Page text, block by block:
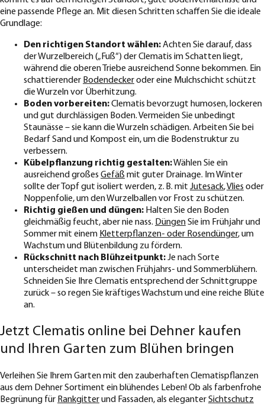
eine passende Pflege an. Mit diesen Schritten schaffen Sie die ideale
Grundlage:
Den richtigen Standort wählen:Achten Sie darauf, dass
der Wurzelbereich („Fuß“) der Clematis im Schatten liegt,
während die oberen Triebe ausreichend Sonne bekommen. Ein
schattierender Bodendeckeroder eine Mulchschicht schützt
die Wurzeln vor Überhitzung.
Boden vorbereiten:Clematis bevorzugt humosen, lockeren
und gut durchlässigen Boden. Vermeiden Sie unbedingt
Staunässe – sie kann die Wurzeln schädigen. Arbeiten Sie bei
Bedarf Sand und Kompost ein, um die Bodenstruktur zu
verbessern.
Kübelpflanzung richtig gestalten:Wählen Sie ein
ausreichend großes Gefäß mit guter Drainage. Im Winter
sollte der Topf gut isoliert werden, z. B. mit Jutesack,Vlies oder
Noppenfolie, um den Wurzelballen vor Frost zu schützen.
Richtig gießen und düngen: Halten Sie den Boden
gleichmäßig feucht, aber nie nass. DüngenSie im Frühjahr und
Sommer mit einem Kletterpflanzen- oder Rosendünger, um
Wachstum und Blütenbildung zu fördern.
Rückschnitt nach Blühzeitpunkt:Je nach Sorte
unterscheidet man zwischen Frühjahrs- und Sommerblühern.
Schneiden Sie Ihre Clematis entsprechend der Schnittgruppe
zurück – so regen Sie kräftiges Wachstum und eine reiche Blüte
an.
Jetzt Clematis online bei Dehner kaufen
und Ihren Garten zum Blühen bringen
Verleihen Sie Ihrem Garten mit den zauberhaften Clematispflanzen
aus dem Dehner Sortiment ein blühendes Leben! Ob als farbenfrohe
Begrünung für Rankgitterund Fassaden, als eleganterSichtschutz